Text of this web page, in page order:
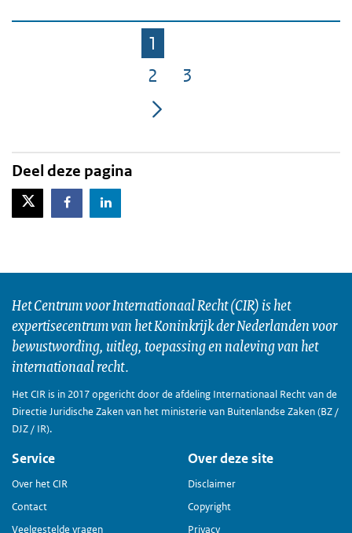
Pagina
1
Pagina
2 Pagina
3
Deel deze pagina
X-TwitterFacebookLinkedIn
Het Centrum voor Internationaal Recht (CIR) is het
expertisecentrum van het Koninkrijk der Nederlanden voor
bewustwording, uitleg, toepassing en naleving van het
internationaal recht.
Het CIR is in 2017 opgericht door de afdeling Internationaal Recht van de
Directie Juridische Zaken van het ministerie van Buitenlandse Zaken (BZ /
DJZ / IR).
Service
Over het CIR
Contact
Veelgestelde vragen
Over deze site
Disclaimer
Copyright
Privacy